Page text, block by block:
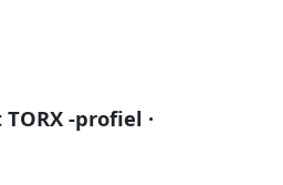
-profiel ·